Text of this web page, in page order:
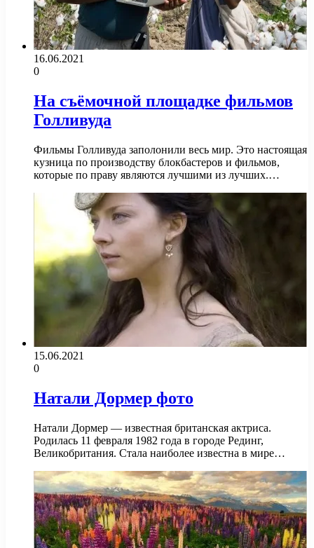
16.06.2021
0
На съёмочной площадке фильмов
Голливуда
Фильмы Голливуда заполонили весь мир. Это настоящая
кузница по производству блокбастеров и фильмов,
которые по праву являются лучшими из лучших.…
15.06.2021
0
Натали Дормер фото
Натали Дормер — известная британская актриса.
Родилась 11 февраля 1982 года в городе Рединг,
Великобритания. Стала наиболее известна в мире…